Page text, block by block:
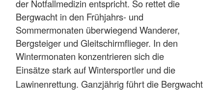
der Notfallmedizin entspricht. So rettet die
Bergwacht in den Frühjahrs- und
Sommermonaten überwiegend Wanderer,
Bergsteiger und Gleitschirmflieger. In den
Wintermonaten konzentrieren sich die
Einsätzestark auf Wintersportler und die
Lawinenrettung. Ganzjährig führt die Bergwacht